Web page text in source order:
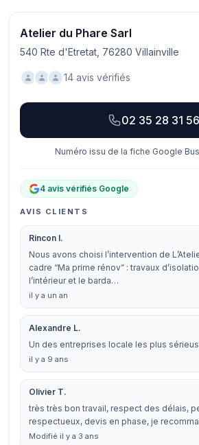
Atelier du Phare Sarl
540 Rte d'Etretat, 76280 Villainville
14 avis vérifiés
02 35 28 31 56
Numéro issu de la fiche Google
4 avis vérifiés Google
AVIS CLIENTS
Rincon I.
Nous avons choisi l’intervention de
cadre “Ma prime rénov” : travaux
l’intérieur et le barda…
il y a un an
Alexandre L.
Un des entreprises locale les plus
il y a 9 ans
Olivier T.
très très bon travail, respect des délais,
respectueux, devis en phase, je
Modifié il y a 3 ans